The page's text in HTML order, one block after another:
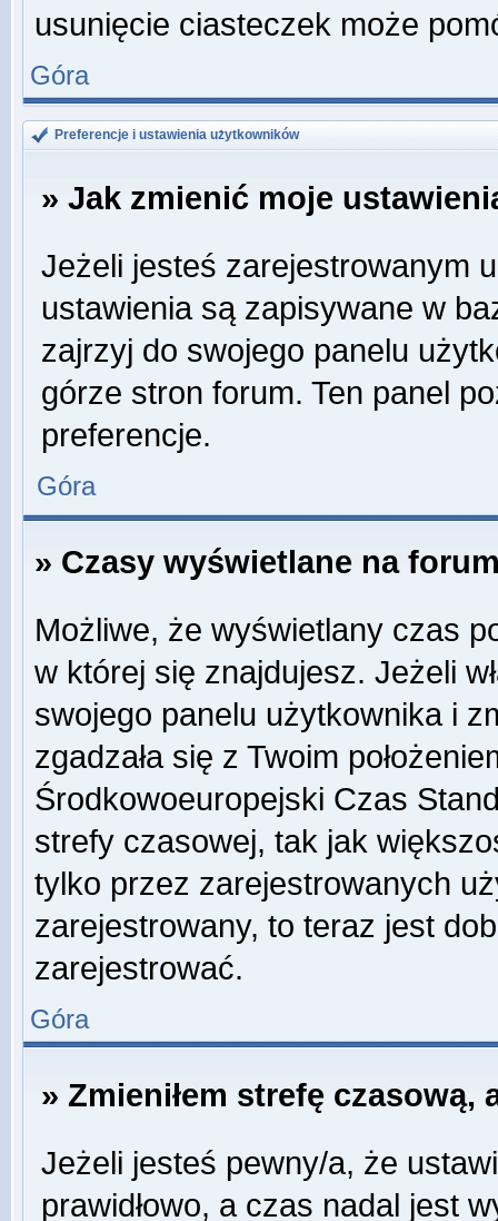
usunięcie ciasteczek może
Góra
Preferencje i ustawienia użytkowników
» Jak zmienić moje
Jeżeli jesteś zarejestrowanym
ustawienia są zapisywane w
zajrzyj do swojego panelu
górze stron forum. Ten panel
preferencje.
Góra
» Czasy wyświetlane na
Możliwe, że wyświetlany czas
w której się znajdujesz. Jeżeli
swojego panelu użytkownika i
zgadzała się z Twoim
Środkowoeuropejski Czas
strefy czasowej, tak jak
tylko przez zarejestrowanych
zarejestrowany, to teraz jest
zarejestrować.
Góra
» Zmieniłem strefę czasową,
Jeżeli jesteś pewny/a, że
prawidłowo, a czas nadal jest